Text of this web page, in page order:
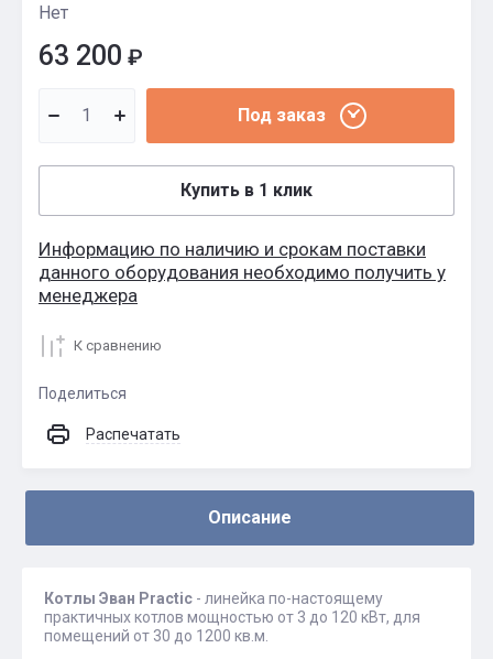
Нет
63 200 ₽
Под заказ
Купить в 1 клик
Информацию по наличию и срокам поставки
данного оборудования необходимо получить у
менеджера
К сравнению
Поделиться
Распечатать
Описание
Котлы Эван Practic - линейка по-настоящему
практичных котлов мощностью от 3 до 120 кВт, для
помещений от 30 до 1200 кв.м.